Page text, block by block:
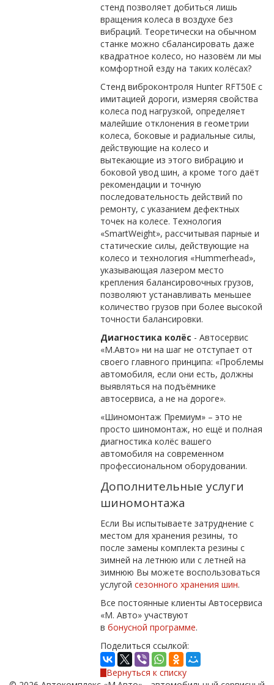
стенд позволяет добиться лишь
вращения колеса в воздухе без
вибраций. Теоретически на обычном
станке можно сбалансировать даже
квадратное колесо, но назовём ли мы
комфортной езду на таких колёсах?
Cтенд виброконтроля Hunter RFT50E с
имитацией дороги, измеряя свойства
колеса под нагрузкой, определяет
малейшие отклонения в геометрии
колеса, боковые и радиальные силы,
действующие на колесо и
вытекающие из этого вибрацию и
боковой увод шин, а кроме того даёт
рекомендации и точную
последовательность действий по
ремонту, с указанием дефектных
точек на колесе. Технология
«SmartWeight», рассчитывая парные и
статические силы, действующие на
колесо и технология «Hummerhead»,
указывающая лазером место
крепления балансировочных грузов,
позволяют устанавливать меньшее
количество грузов при более высокой
точности балансировки.
Диагностика колёс - Автосервис
«М.Авто» ни на шаг не отступает от
своего главного принципа: «Проблемы
автомобиля, если они есть, должны
выявляться на подъёмнике
автосервиса, а не на дороге».
«Шиномонтаж Премиум» – это не
просто шиномонтаж, но ещё и полная
диагностика колёс вашего
автомобиля на современном
профессиональном оборудовании.
Дополнительные услуги
шиномонтажа
Если Вы испытываете затруднение с
местом для хранения резины, то
после замены комплекта резины с
зимней на летнюю или с летней на
зимнюю Вы можете воспользоваться
услугойсезонного хранения шин.
Все постоянные клиенты Автосервиса
«М. Авто» участвуют
вбонусной программе.
Поделиться ссылкой:
Вернуться к списку